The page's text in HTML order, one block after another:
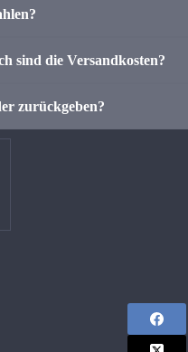
sind die Versandkosten?
zurückgeben?